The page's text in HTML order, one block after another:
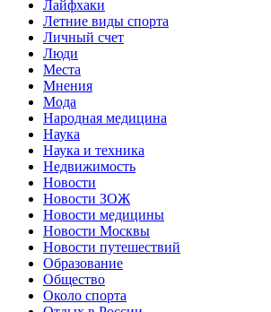
Лайфхаки
Летние виды спорта
Личный счет
Люди
Места
Мнения
Мода
Народная медицина
Наука
Наука и техника
Недвижимость
Новости
Новости ЗОЖ
Новости медицины
Новости Москвы
Новости путешествий
Образование
Общество
Около спорта